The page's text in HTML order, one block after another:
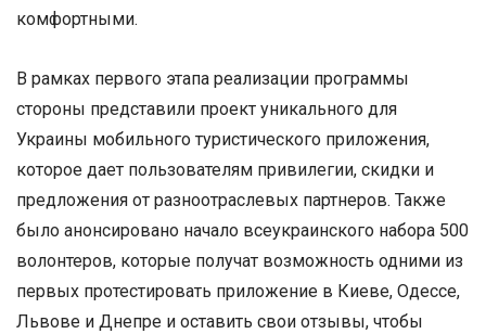
комфортными.
В рамках первого этапа реализации программы
стороны представили проект уникального для
Украины мобильного туристического приложения,
которое дает пользователям привилегии, скидки и
предложения от разноотраслевых партнеров. Также
было анонсировано начало всеукраинского набора 500
волонтеров, которые получат возможность одними из
первых протестировать приложение в Киеве, Одессе,
Львове и Днепре и оставить свои отзывы, чтобы